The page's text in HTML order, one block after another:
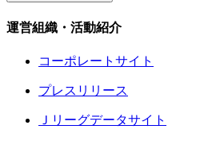
運営組織・活動紹介
コーポレートサイト
プレスリリース
Ｊリーグデータサイト